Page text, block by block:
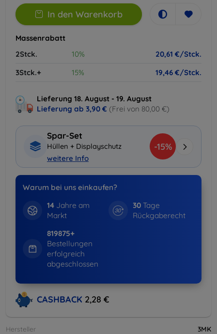
In den Warenkorb
Massenrabatt
2Stck.
10%
20,61 €/Stck.
3Stck.+
15% 19,46 €/Stck.
Lieferung 18. August - 19. August
Lieferung ab 3,90 € (Frei von 80,00 €)
Spar-Set
Hüllen + Displayschutz
weitere Info
-15%
Warum bei uns einkaufen?
14Jahre am
Markt
30 Tage
Rückgaberecht
819875+
Bestellungen
erfolgreich
abgeschlossen
CASHBACK 2,28 €
Hersteller
3MK